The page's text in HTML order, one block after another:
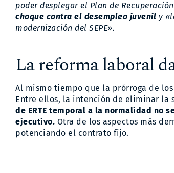
poder desplegar el Plan de
choque contra el desempleo juvenil y
modernización del SEPE».
La reforma laboral
Al mismo tiempo que la prórroga de los
Entre ellos, la intención de eliminar la
de ERTE temporal a la normalidad no
ejecutivo. Otra de los aspectos más
potenciando el contrato fijo.